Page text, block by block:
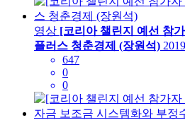
영상 [코리아 챌린지 예선 참
플러스 청춘경제 (장원석)
647
0
0